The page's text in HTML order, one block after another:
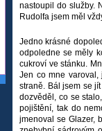
nastoupil do služby.
Rudolfa jsem měl
Jedno krásné
odpoledne se měly
cukroví ve stánku.
Jen co mne
straně. Bál jsem se
dozvěděl, co se
pojištění, tak do
jmenoval se Glazer,